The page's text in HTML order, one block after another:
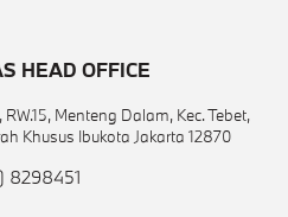
HEAD OFFICE
Menteng Dalam, Kec. Tebet,
Khusus Ibukota Jakarta 12870
8298451